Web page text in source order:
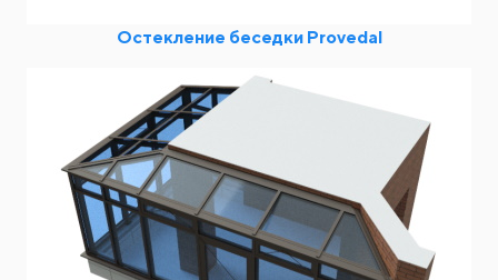
Остекление беседки Provedal